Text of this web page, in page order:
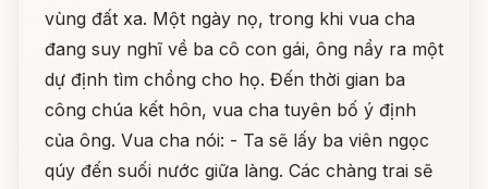
vùng đất xa. Một ngày nọ, trong khi vua cha
đang suy nghĩ về ba cô con gái, ông nẩy ra một
dự định tìm chồng cho họ. Đến thời gian ba
công chúa kết hôn, vua cha tuyên bố ý định
của ông. Vua cha nói: - Ta sẽ lấy ba viên ngọc
qúy đến suối nước giữa làng. Các chàng trai sẽ